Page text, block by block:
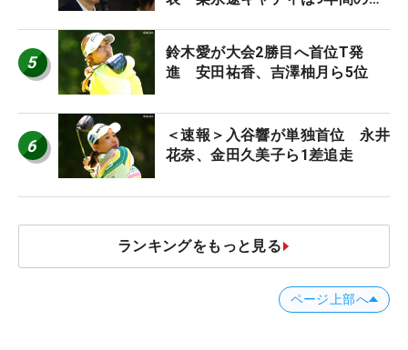
5
鈴木愛が大会2勝目へ首位T発
進 安田祐香、吉澤柚月ら5位
6
＜速報＞入谷響が単独首位 永井
花奈、金田久美子ら1差追走
ランキングをもっと見る
ページ上部へ